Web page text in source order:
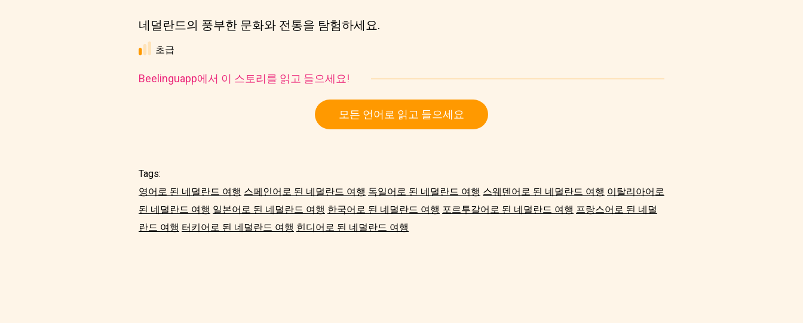
네덜란드의 풍부한 문화와 전통을 탐험하세요.
초급
Beelinguapp에서 이 스토리를 읽고 들으세요!
모든 언어로 읽고 들으세요
Tags:
영어로 된 네덜란드 여행 스페인어로 된 네덜란드 여행 독일어로 된 네덜란드 여행 스웨덴어로 된 네덜란드 여행 이탈리아어로
된 네덜란드 여행 일본어로 된 네덜란드 여행 한국어로 된 네덜란드 여행 포르투갈어로 된 네덜란드 여행 프랑스어로 된 네덜
란드 여행 터키어로 된 네덜란드 여행 힌디어로 된 네덜란드 여행